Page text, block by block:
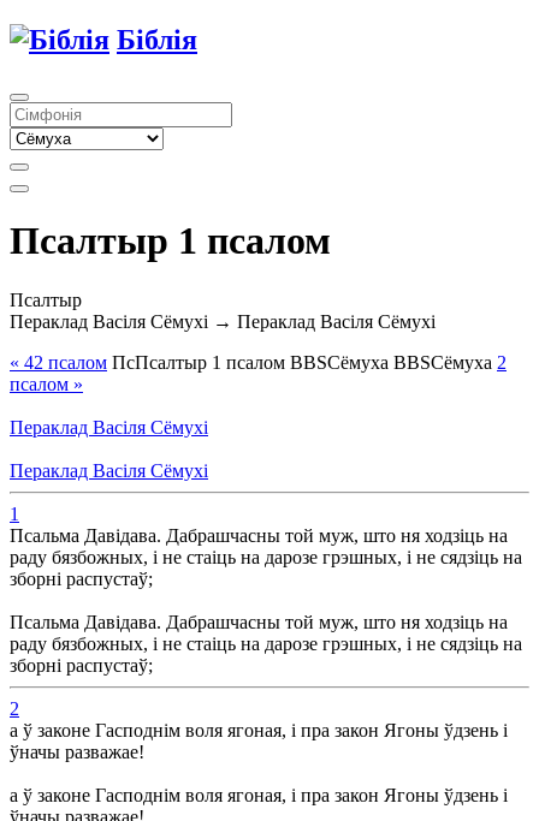
Біблія
Псалтыр 1 псалом
Псалтыр
Пераклад Васіля Сёмухі → Пераклад Васіля Сёмухі
« 42 псалом ПсПсалтыр 1 псалом BBSСёмуха BBSСёмуха 2
псалом »
Пераклад Васіля Сёмухі
Пераклад Васіля Сёмухі
1
Псальма Давідава. Дабрашчасны той муж, што ня ходзіць на
раду бязбожных, і не стаіць на дарозе грэшных, і не сядзіць на
зборні распустаў;
Псальма Давідава. Дабрашчасны той муж, што ня ходзіць на
раду бязбожных, і не стаіць на дарозе грэшных, і не сядзіць на
зборні распустаў;
2
а ў законе Гасподнім воля ягоная, і пра закон Ягоны ўдзень і
ўначы разважае!
а ў законе Гасподнім воля ягоная, і пра закон Ягоны ўдзень і
ўначы разважае!